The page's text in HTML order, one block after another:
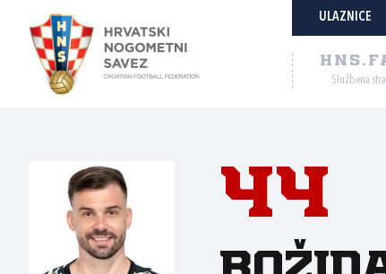
ULAZNICE
Službena
44